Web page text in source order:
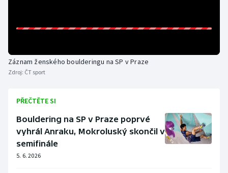
Záznam ženského boulderingu na SP v Praze
Zdroj: ČT sport
PŘEČTĚTE SI
Bouldering na SP v Praze poprvé
vyhrál Anraku, Mokroluský skončil v
semifinále
5. 6. 2026